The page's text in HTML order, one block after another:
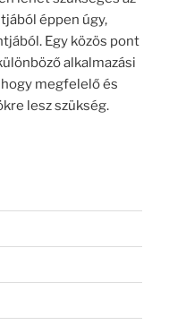
éppen úgy,
Egy közös pont
alkalmazási
megfelelő és
lesz szükség.